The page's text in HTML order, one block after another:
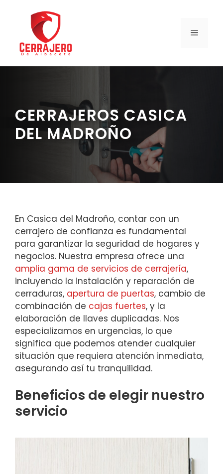
contenido
MENÚ
CERRAJEROS CASICA
DEL MADROÑO
En Casica del Madroño, contar con un
cerrajero de confianza es fundamental
para garantizar la seguridad de hogares y
negocios. Nuestra empresa ofrece una
amplia gama de servicios de cerrajería,
incluyendo la instalación y reparación de
cerraduras, apertura de puertas, cambio de
combinación de cajas fuertes, y la
elaboración de llaves duplicadas. Nos
especializamos en urgencias, lo que
significa que podemos atender cualquier
situación que requiera atención inmediata,
asegurando así tu tranquilidad.
Beneficios de elegir nuestro
servicio